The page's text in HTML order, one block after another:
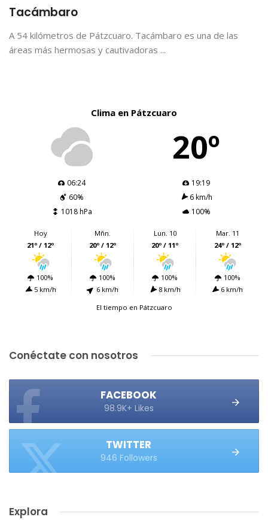
Tacámbaro
A 54 kilómetros de Pátzcuaro. Tacámbaro es una de las
áreas más hermosas y cautivadoras ...
Clima en Pátzcuaro
20º
06:24
19:19
60%
6 km/h
1018 hPa
100%
Hoy
21º / 12º
100%
5 km/h
Mñn.
20º / 12º
100%
6 km/h
Lun. 10
20º / 11º
100%
8 km/h
Mar. 11
24º / 12º
100%
6 km/h
El tiempo en Pátzcuaro
Conéctate con nosotros
FACEBOOK
98.9K+ Likes
TWITTER
946 Followers
Explora